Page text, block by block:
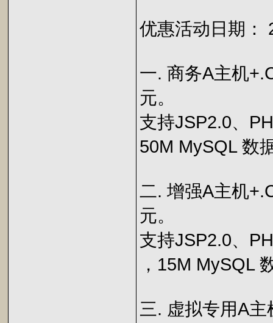
优惠活动日期：
一. 商务A主机
元。
支持JSP2.0、
50M MySQL 数
二. 增强A主机
元。
支持JSP2.0、
，15M MySQL
三. 虚拟专用A